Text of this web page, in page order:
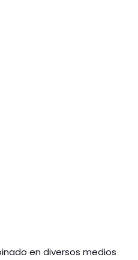
en diversos medios